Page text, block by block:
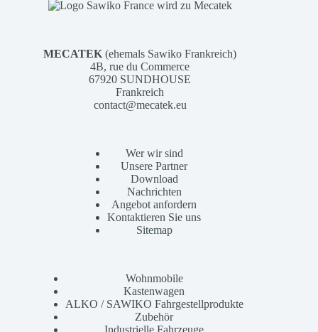
MECATEK (ehemals Sawiko Frankreich)
4B, rue du Commerce
67920 SUNDHOUSE
Frankreich
contact@mecatek.eu
Wer wir sind
Unsere Partner
Download
Nachrichten
Angebot anfordern
Kontaktieren Sie uns
Sitemap
Wohnmobile
Kastenwagen
ALKO / SAWIKO Fahrgestellprodukte
Zubehör
Industrielle Fahrzeuge